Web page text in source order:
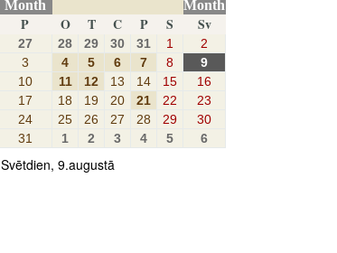
P
O T C P S Sv
27 28 29 30 31 1
2
3
4 5 6 7 8
9
10
11 12 13 14 15
16
17
18 19 20 21 22
23
24
25 26 27 28 29
30
31
1 2 3 4 5 6
Svētdien, 9.augustā